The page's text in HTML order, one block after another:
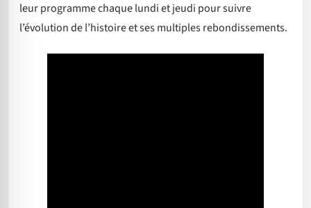
leur programme chaque lundi et jeudi pour suivre
l’évolution de l’histoire et ses multiples rebondissements.